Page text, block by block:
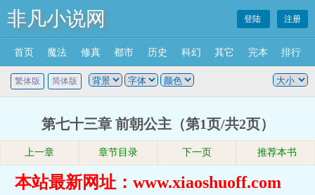
非凡小说网 登陆 注册
首页 魔法 修真 都市 历史 科幻 其它 完本 排行
繁体版 简体版
第七十三章 前朝公主（第1页/共2页）
上一章 章节目录 下一页 推荐本书
本站最新网址：www.xiaoshuoff.com